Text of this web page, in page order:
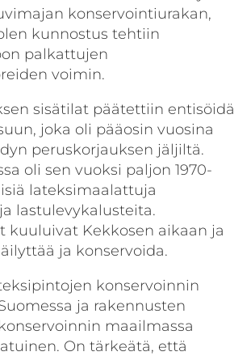
konservointiurakan,
kunnostus tehtiin
palkattujen
voimin.
sisätilat päätettiin entisöidä
joka oli pääosin vuosina
peruskorjauksen jäljiltä.
oli sen vuoksi paljon 1970-
lateksimaalattuja
lastulevykalusteita.
kuuluivat Kekkosen aikaan ja
ja konservoida.
konservoinnin
ja rakennusten
maailmassa
On tärkeätä, että